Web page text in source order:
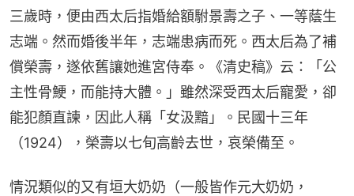
三歲時，便由西太后指婚給額駙景壽之子、一等蔭生
志端。然而婚後半年，志端患病而死。西太后為了補
償榮壽，遂依舊讓她進宮侍奉。《清史稿》云：「公
主性骨鯁，而能持大體。」雖然深受西太后寵愛，卻
能犯顏直諫，因此人稱「女汲黯」。民國十三年
（1924），榮壽以七旬高齡去世，哀榮備至。
情況類似的又有垣大奶奶（一般皆作元大奶奶，